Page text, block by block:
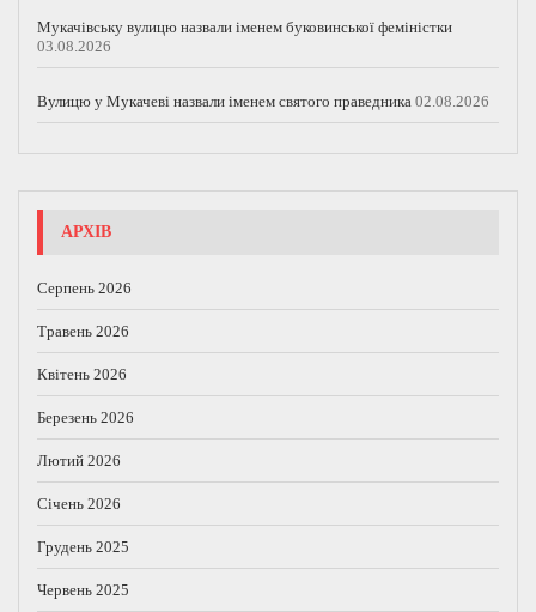
Мукачівську вулицю назвали іменем буковинської феміністки
03.08.2026
Вулицю у Мукачеві назвали іменем святого праведника 02.08.2026
АРХІВ
Серпень 2026
Травень 2026
Квітень 2026
Березень 2026
Лютий 2026
Січень 2026
Грудень 2025
Червень 2025